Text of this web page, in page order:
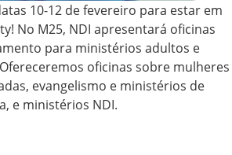
10-12 de fevereiro para estar em
No M25, NDI apresentará oficinas
para ministérios adultos e
oficinas sobre mulheres
evangelismo e ministérios de
e ministérios NDI.